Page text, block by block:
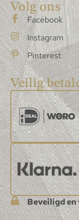
Volg ons
Facebook
Instagram
Pinterest
Veilig
Beveiligd